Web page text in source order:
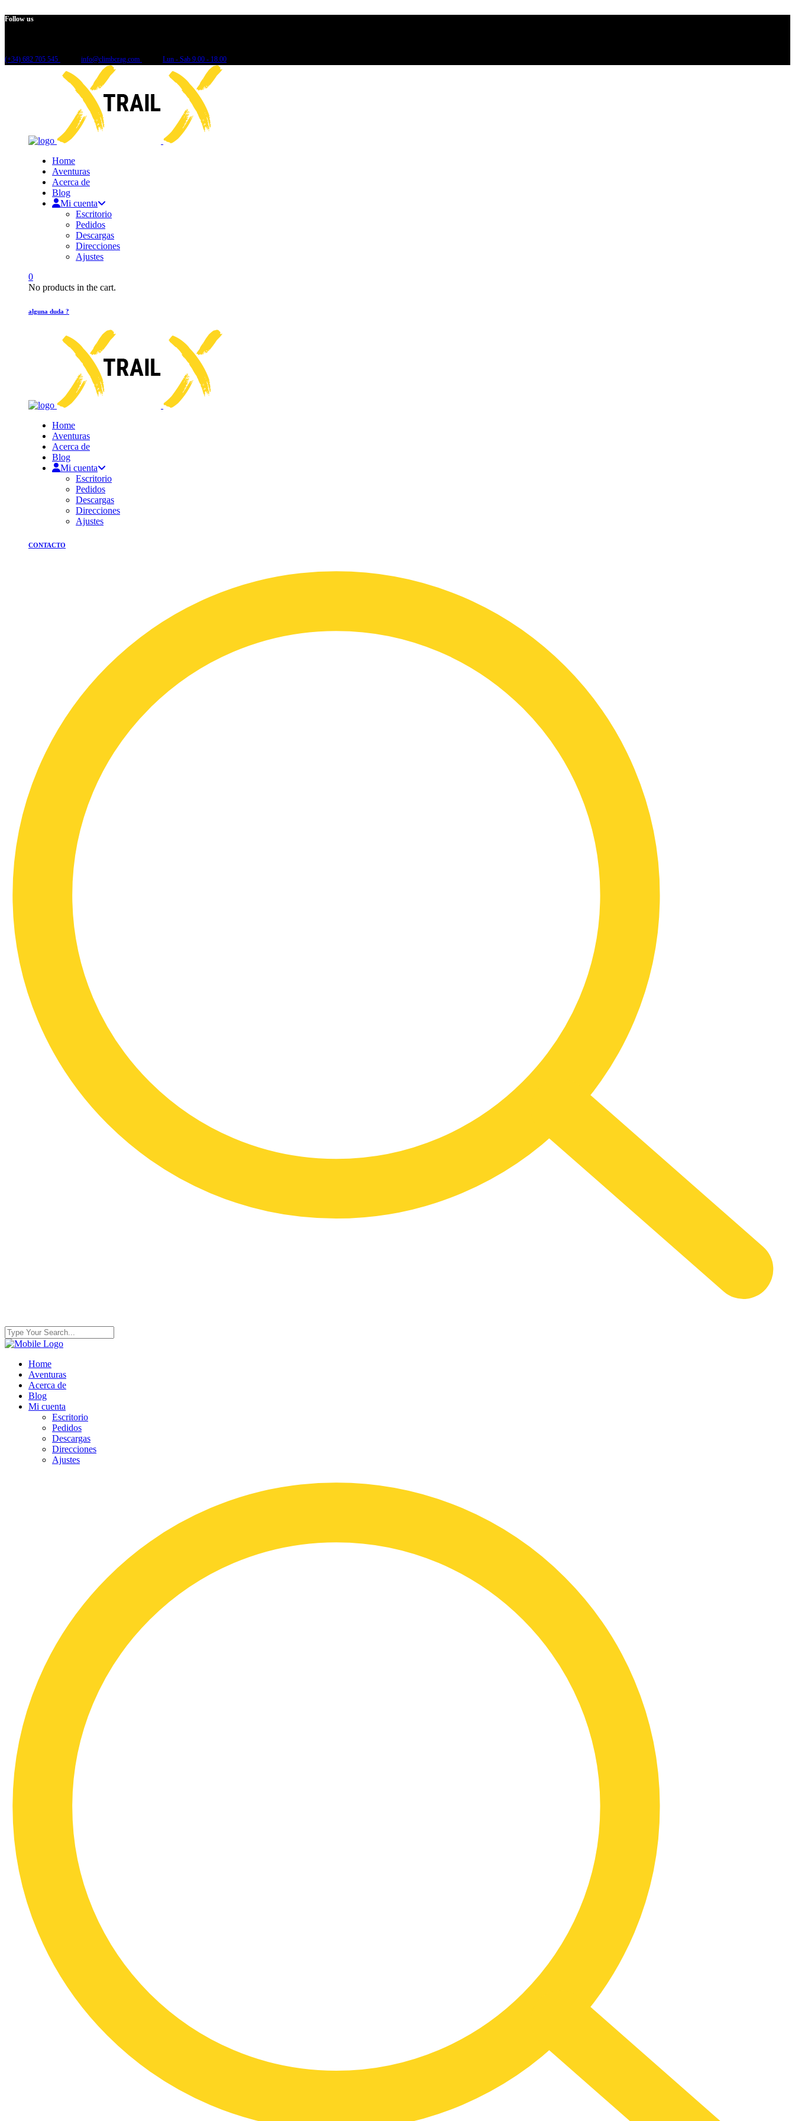
Follow us
(+34) 682 705 545 info@climbcrag.com Lun - Sab 9.00 - 18.00
Home
Aventuras
Acerca de
Blog
Mi cuenta
Escritorio
Pedidos
Descargas
Direcciones
Ajustes
0
No products in the cart.
alguna duda ?
Home
Aventuras
Acerca de
Blog
Mi cuenta
Escritorio
Pedidos
Descargas
Direcciones
Ajustes
CONTACTO
Home
Aventuras
Acerca de
Blog
Mi cuenta
Escritorio
Pedidos
Descargas
Direcciones
Ajustes